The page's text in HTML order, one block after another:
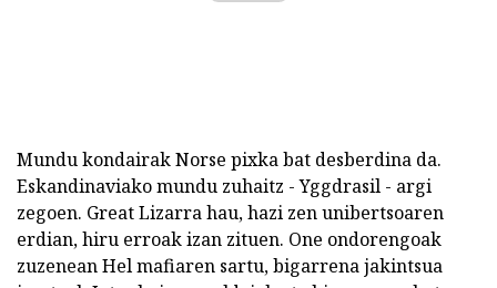
Mundu kondairak Norse pixka bat desberdina da.
Eskandinaviako mundu zuhaitz - Yggdrasil - argi
zegoen. Great Lizarra hau, hazi zen unibertsoaren
erdian, hiru erroak izan zituen. One ondorengoak
zuzenean Hel mafiaren sartu, bigarrena jakintsua